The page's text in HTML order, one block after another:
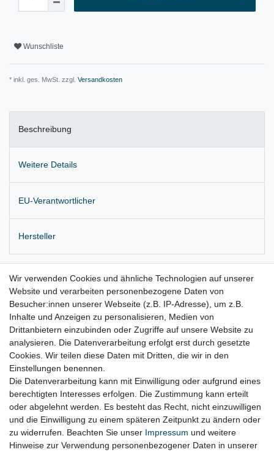
Wunschliste
* inkl. ges. MwSt. zzgl. Versandkosten
Beschreibung
Weitere Details
EU-Verantwortlicher
Hersteller
Originale Fensterhebermechanik für elektrischen Fensterheber
Einbauposition: Vordertür vorne links
Lieferung wie abgebildet
Volvo V40 525/526 Bj. 05.2012 – 07.2019
Lieferzeit etwa 1 bis 3 Werktage
Wir verwenden Cookies und ähnliche Technologien auf unserer
Website und verarbeiten personenbezogene Daten von
Besucher:innen unserer Webseite (z.B. IP-Adresse), um z.B.
Inhalte und Anzeigen zu personalisieren, Medien von
Drittanbietern einzubinden oder Zugriffe auf unsere Website zu
analysieren. Die Datenverarbeitung erfolgt erst durch gesetzte
Cookies. Wir teilen diese Daten mit Dritten, die wir in den
Einstellungen benennen.
Die Datenverarbeitung kann mit Einwilligung oder aufgrund eines
berechtigten Interesses erfolgen. Die Zustimmung kann erteilt
oder abgelehnt werden. Es besteht das Recht, nicht einzuwilligen
und die Einwilligung zu einem späteren Zeitpunkt zu ändern oder
zu widerrufen. Beachten Sie unser Impressum und weitere
Hinweise zur Verwendung personenbezogener Daten in unserer